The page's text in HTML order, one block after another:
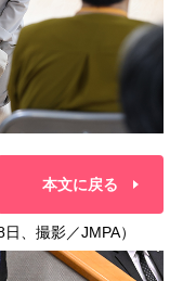
本文に戻る
、撮影／JMPA）